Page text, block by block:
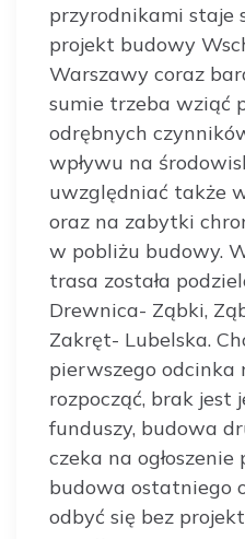
przyrodnikami staje
projekt budowy
Warszawy coraz
sumie trzeba wziąć
odrębnych
wpływu na
uwzględniać także
oraz na zabytki
w pobliżu budowy.
trasa została
Drewnica- Ząbki,
Zakręt- Lubelska.
pierwszego odcinka
rozpocząć, brak jest
funduszy, budowa
czeka na
budowa ostatniego
odbyć się bez